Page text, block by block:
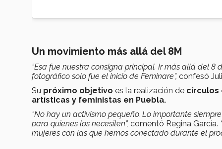
Un movimiento más allá del 8M
“Esa fue nuestra consigna principal. Ir más allá del
fotográfico solo fue el inicio de Feminare”, confesó
Su próximo objetivo es la realización de círculos
artísticas y feministas en Puebla.
“No hay un activismo pequeño. Lo importante
para quienes los necesiten”, comentó Regina García.
mujeres con las que hemos conectado durante el